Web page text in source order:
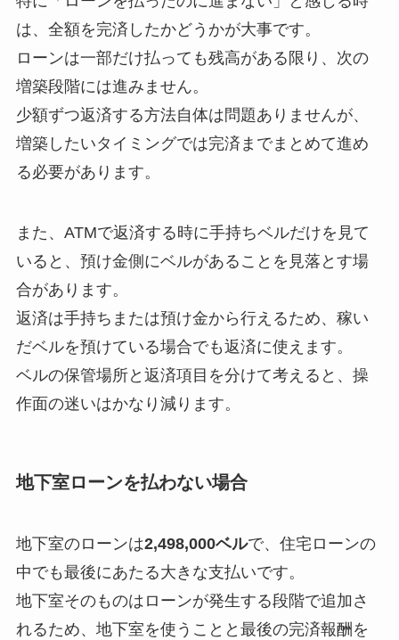
は、全額を完済したかどうかが大事です。
ローンは一部だけ払っても残高がある限り、次の
増築段階には進みません。
少額ずつ返済する方法自体は問題ありませんが、
増築したいタイミングでは完済までまとめて進め
る必要があります。
また、ATMで返済する時に手持ちベルだけを見て
いると、預け金側にベルがあることを見落とす場
合があります。
返済は手持ちまたは預け金から行えるため、稼い
だベルを預けている場合でも返済に使えます。
ベルの保管場所と返済項目を分けて考えると、操
作面の迷いはかなり減ります。
地下室ローンを払わない場合
地下室のローンは2,498,000ベルで、住宅ローンの
中でも最後にあたる大きな支払いです。
地下室そのものはローンが発生する段階で追加さ
れるため、地下室を使うことと最後の完済報酬を